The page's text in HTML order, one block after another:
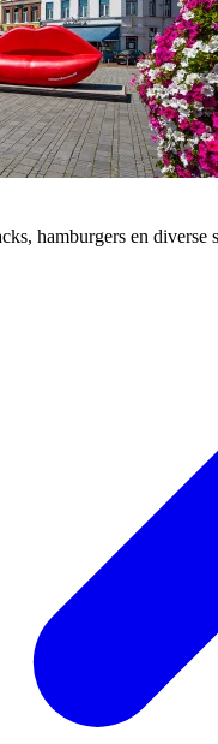
hamburgers en diverse